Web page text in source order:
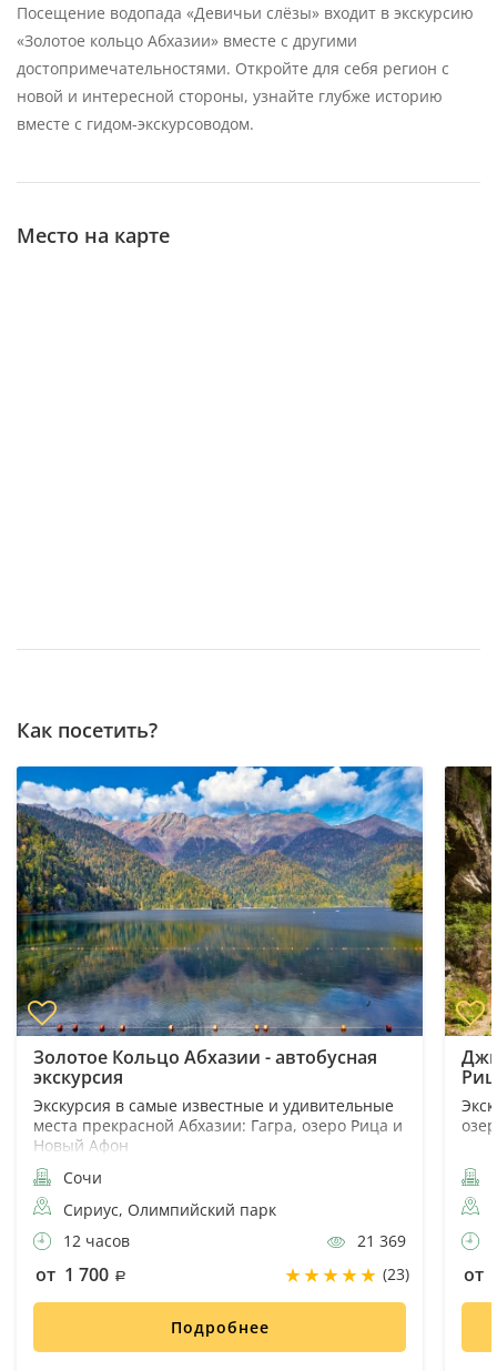
Посещение водопада «Девичьи слёзы» входит в экскурсию
«Золотое кольцо Абхазии» вместе с другими
достопримечательностями. Откройте для себя регион с
новой и интересной стороны, узнайте глубже историю
вместе с гидом-экскурсоводом.
Место на карте
Как посетить?
Золотое Кольцо Абхазии - автобусная
экскурсия
Экскурсия в самые известные и удивительные
места прекрасной Абхазии: Гагра, озеро Рица и
Новый Афон
Сочи
Сириус, Олимпийский парк
12 часов
21 369
от 1 700 (23)
Подробнее
от